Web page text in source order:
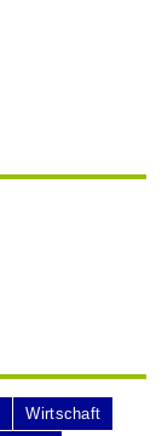
Wirtschaft